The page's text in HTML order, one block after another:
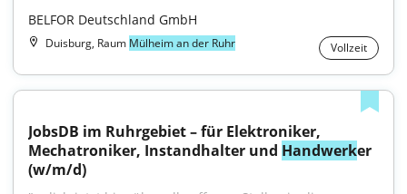
BELFOR Deutschland GmbH
Duisburg, Raum Mülheim an der Ruhr Vollzeit
JobsDB im Ruhrgebiet – für Elektroniker,
Mechatroniker, Instandhalter und Handwerker
(w/m/d)